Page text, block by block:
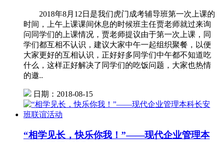
2018年8月12日是我们虎门成考辅导班第一次上课的
时间，上午上课课间休息的时候班主任贾老师就过来询
问同学们的上课情况，贾老师提议由于第一次上课，同
学们都互相不认识，建议大家中午一起组织聚餐，以便
大家更好的互相认识，正好好多同学们中午都不知道吃
什么，这样正好解决了同学们的吃饭问题，大家也热情
的邀..
日期：2018-08-15
“相学见长，快乐你我！”——现代企业管理本